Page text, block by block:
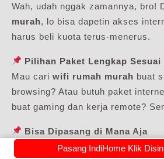
Wah, udah nggak zamannya, bro!
murah, lo bisa dapetin akses
harus beli kuota terus-menerus.
Pilihan Paket Lengkap Sesuai
Mau cari wifi rumah murah buat
browsing? Atau butuh paket
buat gaming dan kerja remote?
Bisa Dipasang di Mana Aja
Buat lo yang nyaripasang wifi
Pasang IndiHome Klik